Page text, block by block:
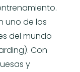
uno de los
del mundo
Con
y